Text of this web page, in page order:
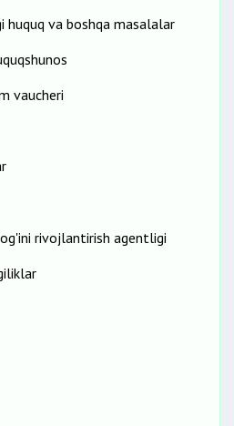
huquq va boshqa masalalar
vaucheri
rivojlantirish agentligi